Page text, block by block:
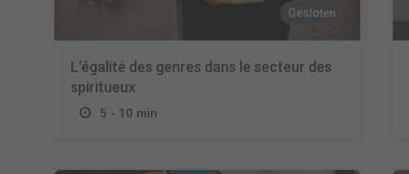
Gesloten
L'égalité des genres dans le secteur des
spiritueux
5 - 10 min